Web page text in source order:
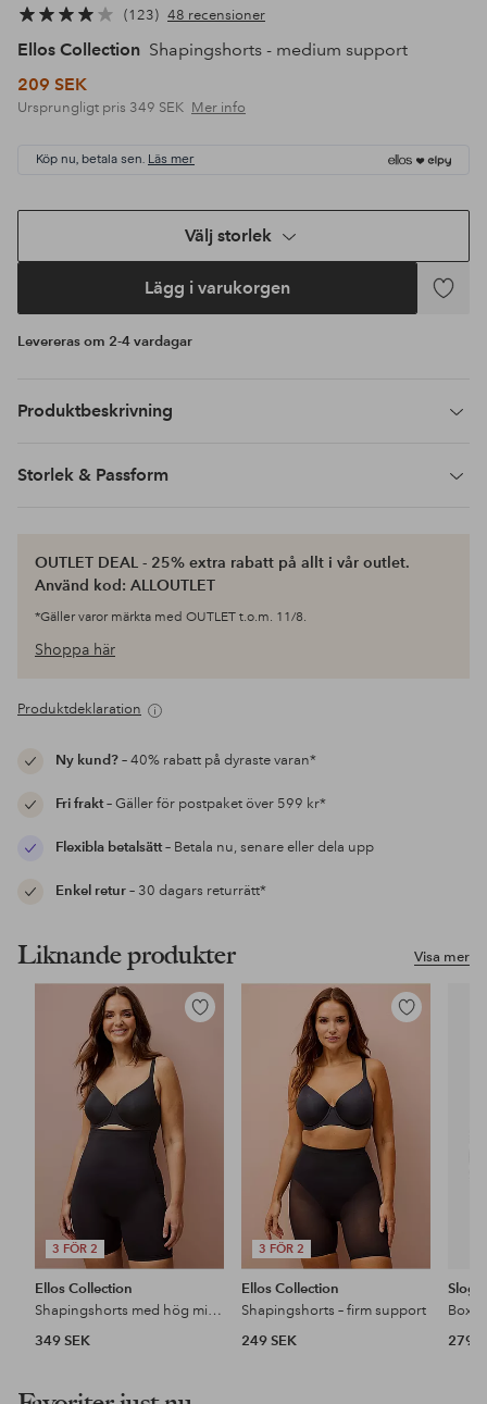
123 48 recensioner
Ellos Collection Shapingshorts - medium support
209 SEK
Ursprungligt pris 349 SEK Mer info
Köp nu, betala sen. Läs mer
Välj storlek
Lägg i varukorgen
Lägg
Levereras om 2-4 vardagar
Produktbeskrivning
Storlek & Passform
OUTLET DEAL - 25% extra rabatt på allt i vår outlet.
Använd kod: ALLOUTLET
*Gäller varor märkta med OUTLET t.o.m. 11/8.
Shoppa här
Produktdeklaration
Ny kund?– 40% rabatt på dyraste varan*
Fri frakt– Gäller för postpaket över 599 kr*
Flexibla betalsätt– Betala nu, senare eller dela upp
Enkel retur– 30 dagars returrätt*
Visa mer
Liknande produkter
3 FÖR 2
Lägg
Ellos Collection
Shapingshorts med hög midja - medium support
349 SEK
3 FÖR 2
Lägg
Ellos Collection
Shapingshorts – firm support
249 SEK
279